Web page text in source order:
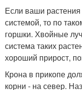
Если ваши
системой, то по
горшки. Хвойные
система таких
хороший прирост,
Крона в прикопе
корни - на север.